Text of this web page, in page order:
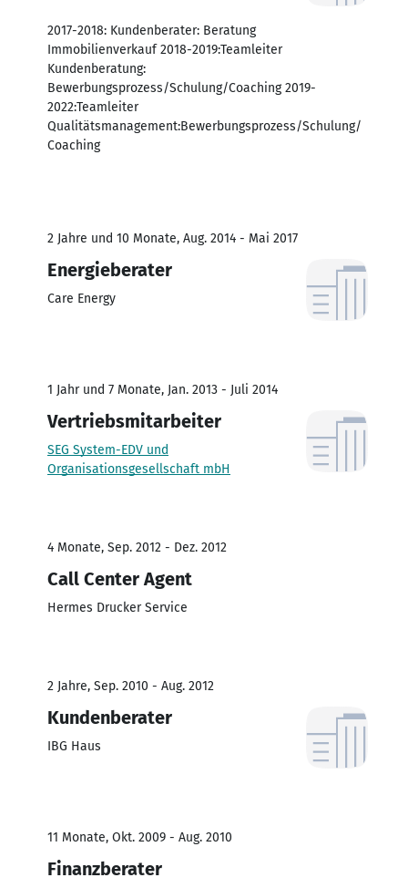
2017-2018: Kundenberater: Beratung
Immobilienverkauf 2018-2019:Teamleiter
Kundenberatung:
Bewerbungsprozess/Schulung/Coaching 2019-
2022:Teamleiter
Qualitätsmanagement:Bewerbungsprozess/Schulung/
Coaching
2 Jahre und 10 Monate, Aug. 2014 - Mai 2017
Energieberater
Care Energy
1 Jahr und 7 Monate, Jan. 2013 - Juli 2014
Vertriebsmitarbeiter
SEG System-EDV und
Organisationsgesellschaft mbH
4 Monate, Sep. 2012 - Dez. 2012
Call Center Agent
Hermes Drucker Service
2 Jahre, Sep. 2010 - Aug. 2012
Kundenberater
IBG Haus
11 Monate, Okt. 2009 - Aug. 2010
Finanzberater